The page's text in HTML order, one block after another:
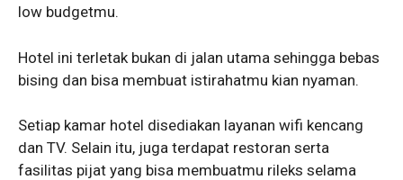
low budgetmu.
Hotel ini terletak bukan di jalan utama sehingga bebas
bising dan bisa membuat istirahatmu kian nyaman.
Setiap kamar hotel disediakan layanan wifi kencang
dan TV. Selain itu, juga terdapat restoran serta
fasilitas pijat yang bisa membuatmu rileks selama